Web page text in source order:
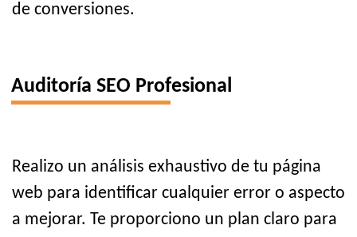
de conversiones.
Auditoría SEO Profesional
Realizo un análisis exhaustivo de tu página
web para identificar cualquier error o aspecto
a mejorar. Te proporciono un plan claro para